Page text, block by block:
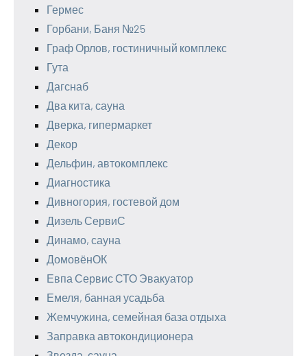
Гермес
Горбани, Баня №25
Граф Орлов, гостиничный комплекс
Гута
Дагснаб
Два кита, сауна
Дверка, гипермаркет
Декор
Дельфин, автокомплекс
Диагностика
Дивногория, гостевой дом
Дизель СервиС
Динамо, сауна
ДомовёнОК
Евпа Сервис СТО Эвакуатор
Емеля, банная усадьба
Жемчужина, семейная база отдыха
Заправка автокондиционера